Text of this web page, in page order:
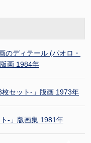
のディテール (パオロ・
画 1984年
セット-」版画 1973年
-」版画集 1981年